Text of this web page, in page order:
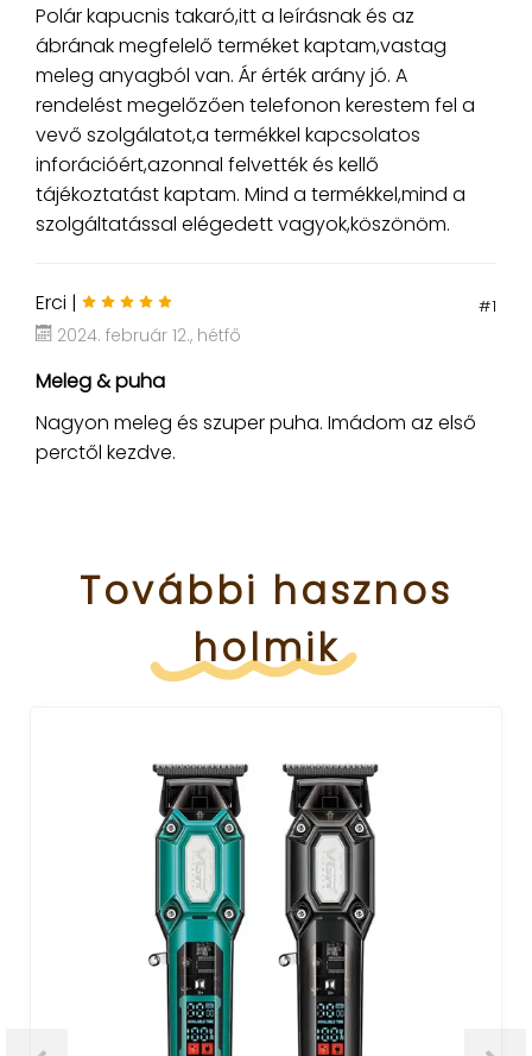
Polár kapucnis takaró,itt a leírásnak és az
ábrának megfelelő terméket kaptam,vastag
meleg anyagból van. Ár érték arány jó. A
rendelést megelőzően telefonon kerestem fel a
vevő szolgálatot,a termékkel kapcsolatos
inforációért,azonnal felvették és kellő
tájékoztatást kaptam. Mind a termékkel,mind a
szolgáltatással elégedett vagyok,köszönöm.
#1
Erci |
2024. február 12., hétfő
Meleg & puha
Nagyon meleg és szuper puha. Imádom az első
perctől kezdve.
További hasznos
holmik